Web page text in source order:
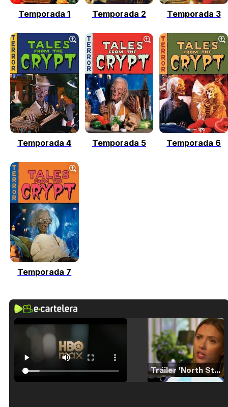
Temporada 1 Temporada 2 Temporada 3
Temporada 4 Temporada 5 Temporada 6
Temporada 7
Tráiler 'North Star' (2023)